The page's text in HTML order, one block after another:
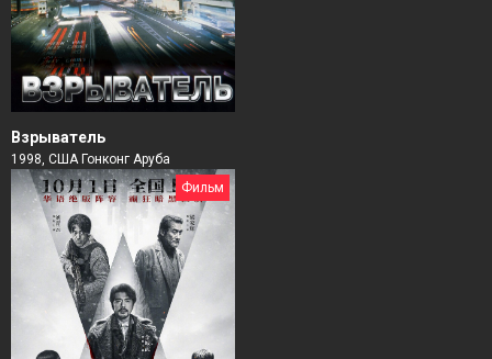
Взрыватель
1998, США Гонконг Аруба
Фильм